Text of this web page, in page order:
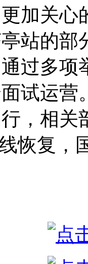
加关心
站的部
过多项
试运营
，相关
恢复，